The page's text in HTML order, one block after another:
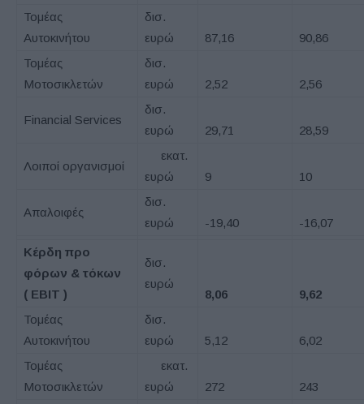
Τομέας
Αυτοκινήτου
δισ.
ευρώ
87,16
90,86
Τομέας
Μοτοσικλετών
δισ.
ευρώ
2,52 2,56
Financial Services
δισ.
ευρώ
29,71 28,59
Λοιποί οργανισμοί
εκατ.
ευρώ
9 10
Απαλοιφές
δισ.
ευρώ
-19,40 -16,07
Κέρδη προ
φόρων & τόκων
( EBIT )
δισ.
ευρώ
8,06
9,62
Τομέας
Αυτοκινήτου
δισ.
ευρώ
5,12
6,02
Τομέας
Μοτοσικλετών
εκατ.
ευρώ
272 243